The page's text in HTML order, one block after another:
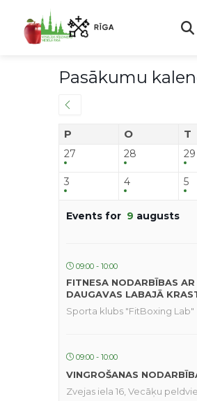
Pasākumu
P O T
27 28 29
3 4 5
Events for 9 augusts
09:00 - 10:00
FITNESA NODARBĪBAS
DAUGAVAS LABAJĀ
Sporta klubs "FitBoxing Lab"
09:00 - 10:00
VINGROŠANAS
Zvejas iela 16, Vecāķu